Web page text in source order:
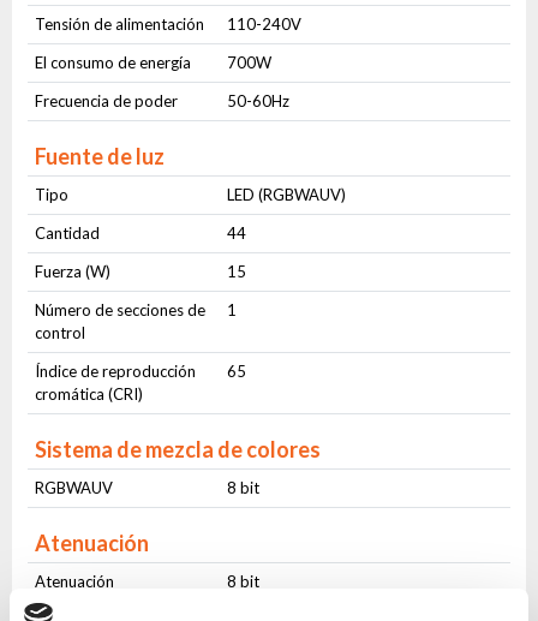
Tensión de alimentación
110-240V
El consumo de energía
700W
Frecuencia de poder
50-60Hz
Fuente de luz
Tipo
LED (RGBWAUV)
Cantidad
44
Fuerza (W)
15
Número de secciones de
control
1
Índice de reproducción
cromática (CRI)
65
Sistema de mezcla de colores
RGBWAUV 8 bit
Atenuación
Atenuación 8 bit